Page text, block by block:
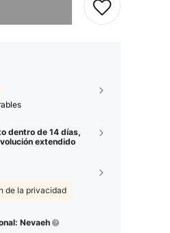
dentro de 14 días,
extendido
de la privacidad
Nevaeh